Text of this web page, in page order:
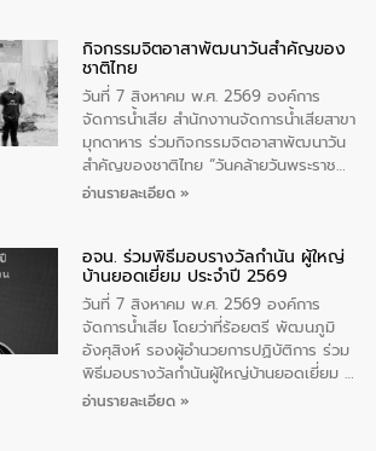
กิจกรรมจิตอาสาพัฒนาวันสําคัญของ
ชาติไทย
วันที่ 7 สิงหาคม พ.ศ. 2569 องค์การ
จัดการน้ำเสีย สำนักงาานจัดการน้ำเสียสาขา
มุกดาหาร ร่วมกิจกรรมจิตอาสาพัฒนาวัน
สําคัญของชาติไทย “วันคล้ายวันพระราช
สมภพ สมเด็จพระนางเจ้าสิริกิติ์พระบรม
ทิพย์คำ รองผู้ว่าราชการจังหวัดมุกดาหาร
เป็นประธานในพิธี ณ เรือนจําชั่วคราวนาโสก
ตําบลนาโสก อําเภอเมืองมุกดาหาร จังหวัด
มุกดาหาร โดยในกิจกรรมได้ร่วมปลูกป่า และ
ทําความสะอาดภายในบริเวณ จัดกิจกรรม
เพื่อถวายเป็นพระราชกุศล สมเด็จพระนาง
เจ้าสิริกิติ์พระบรมราชินีนาถ พระบรมราช
อ่านรายละเอียด »
อจน. ร่วมพิธีมอบรางวัลกำนัน ผู้ใหญ่
บ้านยอดเยี่ยม ประจำปี 2569
วันที่ 7 สิงหาคม พ.ศ. 2569 องค์การ
จัดการน้ำเสีย โดยว่าที่ร้อยตรี พัฒนภูมิ
อังศุสิงห์ รองผู้อำนวยการปฏิบัติการ ร่วม
พิธีมอบรางวัลกำนันผู้ใหญ่บ้านยอดเยี่ยม ณ
ทำเนียบรัฐบาล โดยมีนายอนุทิน ชาญวีรกูล
อ่านรายละเอียด »